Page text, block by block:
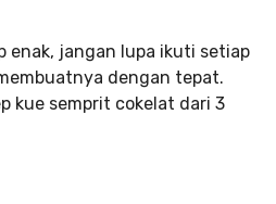
enak, jangan lupa ikuti setiap
dengan tepat.
kue semprit cokelat dari 3